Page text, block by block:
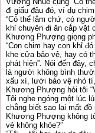
đi giấu đâu đó, ví dụ
“Có thể lắm chứ, có
khỉ chuyên đi ăn cắp vặt
Khương Phượng giọng
“Con chim hay con khỉ
khe cửa bảo vệ, hay có
phát hiện”. Nói đến đây,
là người không bình
xấu xí, lưới bảo vệ nhỏ
Khương Phượng hỏi tôi
Tôi nghe ngóng một lúc
chẳng biết sao lại mất đồ
Khương Phượng không
vẻ không khỏe?”